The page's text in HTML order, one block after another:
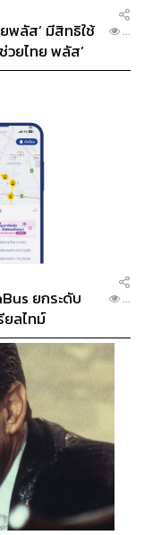
ยพลัส’ มีสิทธิใช้
วยไทย พลัส’
...
ยกระดับ
ลไทม์
...